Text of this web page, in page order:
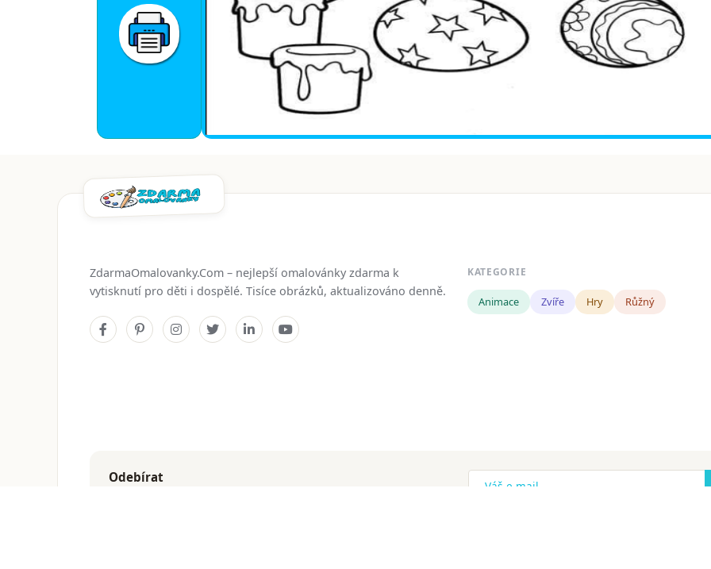
ZdarmaOmalovanky.Com – nejlepší omalovánky zdarma k
vytisknutí pro děti i dospělé. Tisíce obrázků, aktualizováno denně.
KATEGORIE
Animace Zvíře Hry Růžný
Odebírat